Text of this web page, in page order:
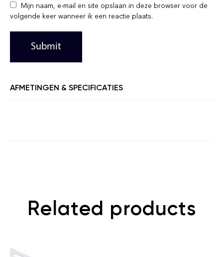
Mijn naam, e-mail en site opslaan in deze browser voor de
volgende keer wanneer ik een reactie plaats.
AFMETINGEN & SPECIFICATIES
Related products